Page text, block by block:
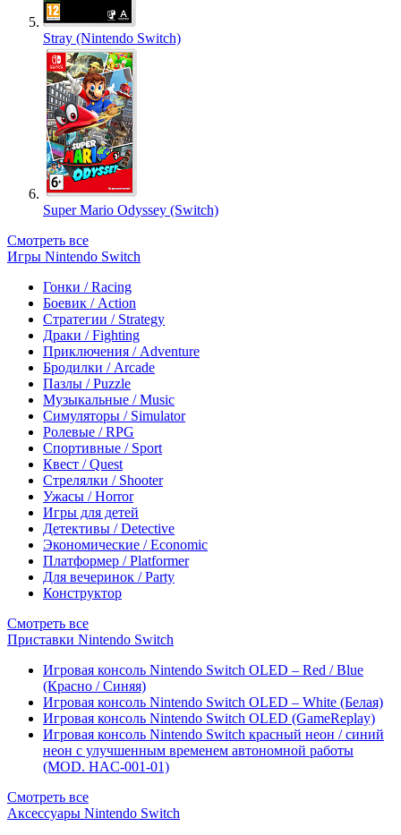
Stray (Nintendo Switch)
Super Mario Odyssey (Switch)
Смотреть все
Игры Nintendo Switch
Гонки / Racing
Боевик / Action
Стратегии / Strategy
Драки / Fighting
Приключения / Adventure
Бродилки / Arcade
Пазлы / Puzzle
Музыкальные / Music
Симуляторы / Simulator
Ролевые / RPG
Спортивные / Sport
Квест / Quest
Стрелялки / Shooter
Ужасы / Horror
Игры для детей
Детективы / Detective
Экономические / Economic
Платформер / Platformer
Для вечеринок / Party
Конструктор
Смотреть все
Приставки Nintendo Switch
Игровая консоль Nintendo Switch OLED – Red / Blue
(Красно / Синяя)
Игровая консоль Nintendo Switch OLED – White (Белая)
Игровая консоль Nintendo Switch OLED (GameReplay)
Игровая консоль Nintendo Switch красный неон / синий
неон с улучшенным временем автономной работы
(MOD. HAC-001-01)
Смотреть все
Аксессуары Nintendo Switch